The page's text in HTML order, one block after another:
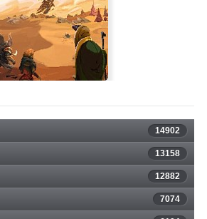
Than A 5th Grader
The Fourteenth
14902
13158
12882
7074